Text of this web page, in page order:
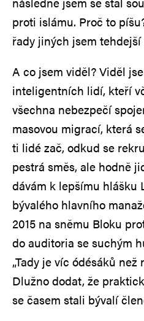
proti islámu. Proč to
řady jiných jsem
A co jsem viděl? Viděl
inteligentních lidí, kteří
všechna nebezpečí
masovou migrací, která
ti lidé zač, odkud se
pestrá směs, ale hodně
dávám k lepšímu hlášku
bývalého hlavního
2015 na sněmu Bloku
do auditoria se suchým
„Tady je víc ódésáků než
Dlužno dodat, že
se časem stali bývalí